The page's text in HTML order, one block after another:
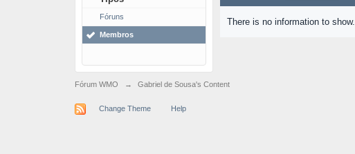
Fóruns
Membros
There is no information to show.
Fórum WMO → Gabriel de Sousa's Content
Change Theme Help